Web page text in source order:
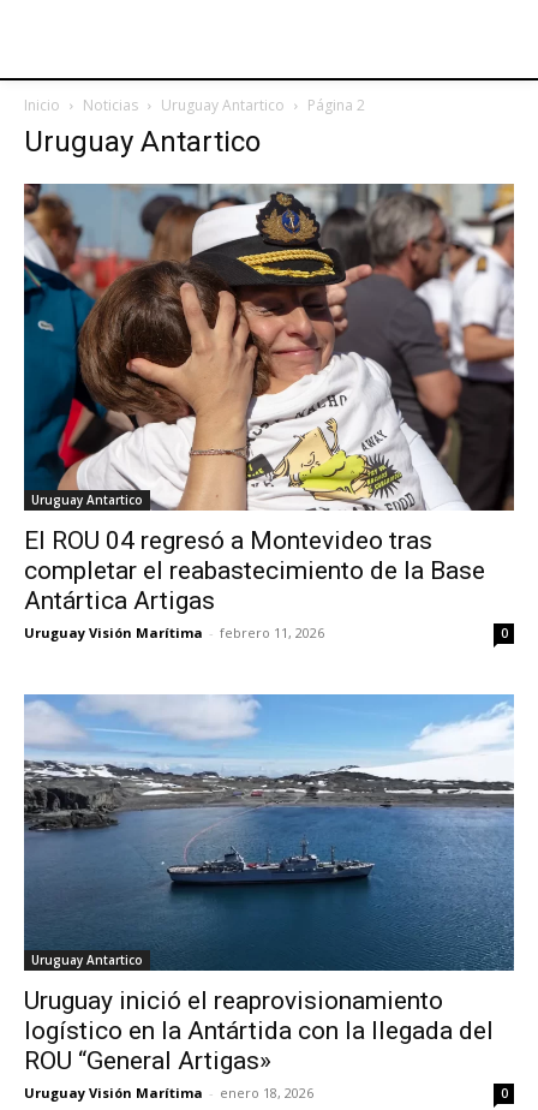
Inicio Noticias Uruguay Antartico Página 2
Uruguay Antartico
Uruguay Antartico
El ROU 04 regresó a Montevideo tras
completar el reabastecimiento de la Base
Antártica Artigas
Uruguay Visión Marítima - febrero 11, 2026 0
Uruguay Antartico
Uruguay inició el reaprovisionamiento
logístico en la Antártida con la llegada del
ROU “General Artigas»
Uruguay Visión Marítima - enero 18, 2026 0